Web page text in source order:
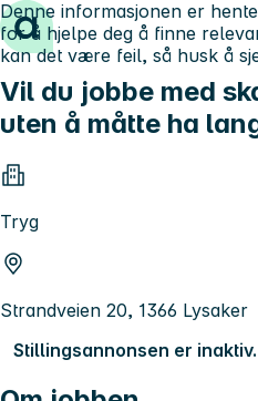
Hopp til innhold
Vil du jobbe med
uten å måtte ha
Tryg
Strandveien 20, 1366 Lysaker
Stillingsannonsen er inaktiv.
Denne informasjonen er
for å hjelpe deg å finne
kan det være feil, så husk å